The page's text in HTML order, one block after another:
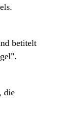
betitelt
die